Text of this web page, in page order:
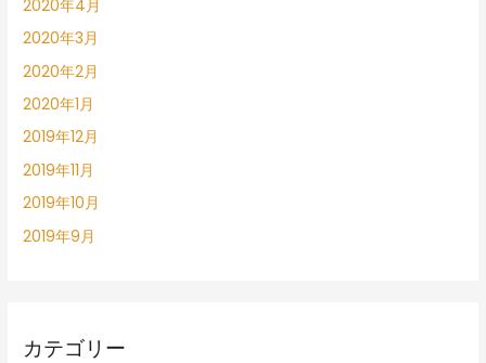
2020年4月
2020年3月
2020年2月
2020年1月
2019年12月
2019年11月
2019年10月
2019年9月
カテゴリー